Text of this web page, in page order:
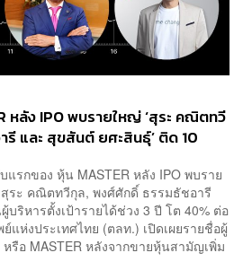
หลัง IPO พบรายใหญ่ ‘สุระ คณิตทวี
และ สุขสันต์ ยศะสินธุ์’ ติด 10
รกของ หุ้น MASTER หลัง IPO พบราย
ระ คณิตทวีกุล, พงศ์ศักดิ์ ธรรมธัชอารี
ริหารตั้งเป้ารายได้ช่วง 3 ปี โต 40% ต่อ
ห่งประเทศไทย (ตลท.) เปิดเผยรายชื่อผู้
รือ MASTER หลังจากขายหุ้นสามัญเพิ่ม